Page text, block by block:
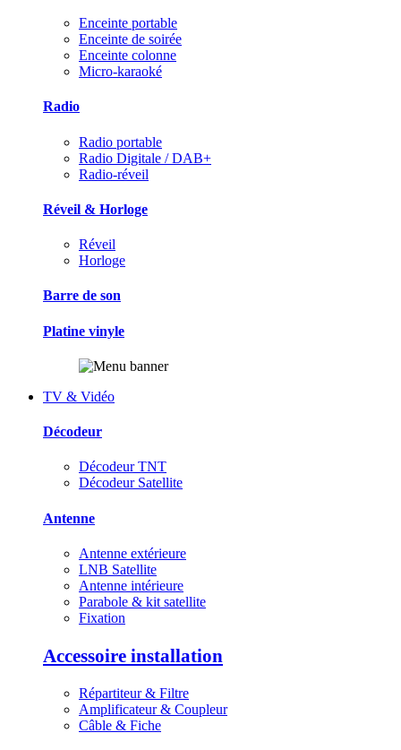
Enceinte portable
Enceinte de soirée
Enceinte colonne
Micro-karaoké
Radio
Radio portable
Radio Digitale / DAB+
Radio-réveil
Réveil & Horloge
Réveil
Horloge
Barre de son
Platine vinyle
TV & Vidéo
Décodeur
Décodeur TNT
Décodeur Satellite
Antenne
Antenne extérieure
LNB Satellite
Antenne intérieure
Parabole & kit satellite
Fixation
Accessoire installation
Répartiteur & Filtre
Amplificateur & Coupleur
Câble & Fiche